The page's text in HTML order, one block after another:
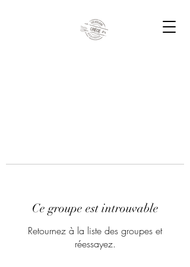
Ce groupe est introuvable
Retournez à la liste des groupes et
réessayez.